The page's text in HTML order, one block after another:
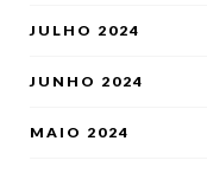
JULHO 2024
JUNHO 2024
MAIO 2024